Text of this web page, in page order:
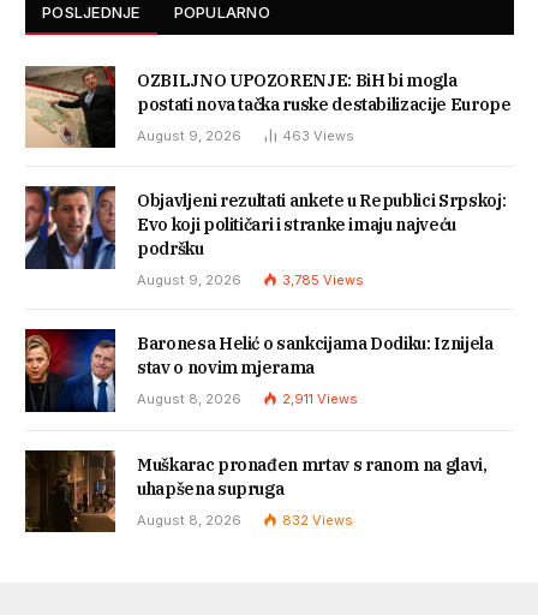
POSLJEDNJE POPULARNO
OZBILJNO UPOZORENJE: BiH bi mogla
postati nova tačka ruske destabilizacije Europe
August 9, 2026 463 Views
Objavljeni rezultati ankete u Republici Srpskoj:
Evo koji političari i stranke imaju najveću
podršku
August 9, 2026 3,785 Views
Baronesa Helić o sankcijama Dodiku: Iznijela
stav o novim mjerama
August 8, 2026 2,911 Views
Muškarac pronađen mrtav s ranom na glavi,
uhapšena supruga
August 8, 2026 832 Views